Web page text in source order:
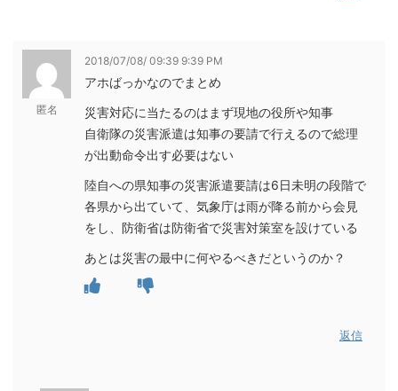
匿名
2018/07/08/ 09:39 9:39 PM
アホばっかなのでまとめ
災害対応に当たるのはまず現地の役所や知事
自衛隊の災害派遣は知事の要請で行えるので総理
が出動命令出す必要はない
陸自への県知事の災害派遣要請は6日未明の段階で
各県から出ていて、気象庁は雨が降る前から会見
をし、防衛省は防衛省で災害対策室を設けている
あとは災害の最中に何やるべきだというのか？
返信